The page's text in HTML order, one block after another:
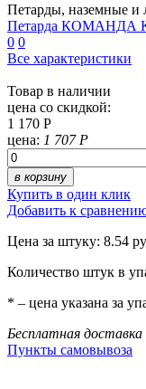
Петарды, наземные и
Петарда КОМАНДА
0 0
Все характеристики
Товар в наличии
цена со скидкой:
1 170 Р
цена: 1 707 Р
в корзину
Купить в один клик
Добавить к
Цена за штуку: 8.54
Количество штук в
* – цена указана за
Бесплатная
Пункты самовывоза